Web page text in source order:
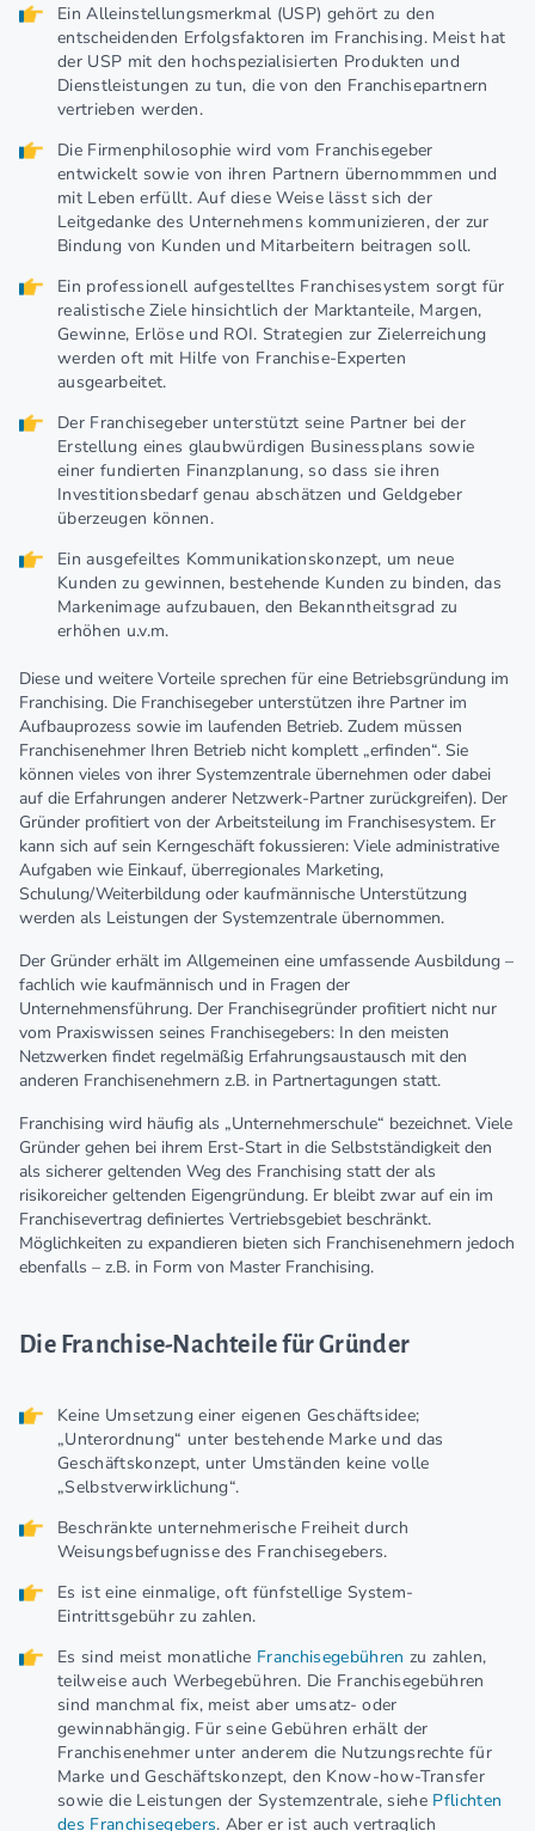
Ein Alleinstellungsmerkmal (USP) gehört zu den
entscheidenden Erfolgsfaktoren im Franchising. Meist hat
der USP mit den hochspezialisierten Produkten und
Dienstleistungen zu tun, die von den Franchisepartnern
vertrieben werden.
Die Firmenphilosophie wird vom Franchisegeber
entwickelt sowie von ihren Partnern übernommmen und
mit Leben erfüllt. Auf diese Weise lässt sich der
Leitgedanke des Unternehmens kommunizieren, der zur
Bindung von Kunden und Mitarbeitern beitragen soll.
Ein professionell aufgestelltes Franchisesystem sorgt für
realistische Ziele hinsichtlich der Marktanteile, Margen,
Gewinne, Erlöse und ROI. Strategien zur Zielerreichung
werden oft mit Hilfe von Franchise-Experten
ausgearbeitet.
Der Franchisegeber unterstützt seine Partner bei der
Erstellung eines glaubwürdigen Businessplans sowie
einer fundierten Finanzplanung, so dass sie ihren
Investitionsbedarf genau abschätzen und Geldgeber
überzeugen können.
Ein ausgefeiltes Kommunikationskonzept, um neue
Kunden zu gewinnen, bestehende Kunden zu binden, das
Markenimage aufzubauen, den Bekanntheitsgrad zu
erhöhen u.v.m.
Diese und weitere Vorteile sprechen für eine Betriebsgründung im
Franchising. Die Franchisegeber unterstützen ihre Partner im
Aufbauprozess sowie im laufenden Betrieb. Zudem müssen
Franchisenehmer Ihren Betrieb nicht komplett „erfinden“. Sie
können vieles von ihrer Systemzentrale übernehmen oder dabei
auf die Erfahrungen anderer Netzwerk-Partner zurückgreifen). Der
Gründer profitiert von der Arbeitsteilung im Franchisesystem. Er
kann sich auf sein Kerngeschäft fokussieren: Viele administrative
Aufgaben wie Einkauf, überregionales Marketing,
Schulung/Weiterbildung oder kaufmännische Unterstützung
werden als Leistungen der Systemzentrale übernommen.
Der Gründer erhält im Allgemeinen eine umfassende Ausbildung –
fachlich wie kaufmännisch und in Fragen der
Unternehmensführung. Der Franchisegründer profitiert nicht nur
vom Praxiswissen seines Franchisegebers: In den meisten
Netzwerken findet regelmäßig Erfahrungsaustausch mit den
anderen Franchisenehmern z.B. in Partnertagungen statt.
Franchising wird häufig als „Unternehmerschule“ bezeichnet. Viele
Gründer gehen bei ihrem Erst-Start in die Selbstständigkeit den
als sicherer geltenden Weg des Franchising statt der als
risikoreicher geltenden Eigengründung. Er bleibt zwar auf ein im
Franchisevertrag definiertes Vertriebsgebiet beschränkt.
Möglichkeiten zu expandieren bieten sich Franchisenehmern jedoch
ebenfalls – z.B. in Form von Master Franchising.
Die Franchise-Nachteile für Gründer
Keine Umsetzung einer eigenen Geschäftsidee;
„Unterordnung“ unter bestehende Marke und das
Geschäftskonzept, unter Umständen keine volle
„Selbstverwirklichung“.
Beschränkte unternehmerische Freiheit durch
Weisungsbefugnisse des Franchisegebers.
Es ist eine einmalige, oft fünfstellige System-
Eintrittsgebühr zu zahlen.
Es sind meist monatliche Franchisegebühren zu zahlen,
teilweise auch Werbegebühren. Die Franchisegebühren
sind manchmal fix, meist aber umsatz- oder
gewinnabhängig. Für seine Gebühren erhält der
Franchisenehmer unter anderem die Nutzungsrechte für
Marke und Geschäftskonzept, den Know-how-Transfer
sowie die Leistungen der Systemzentrale, siehe Pflichten
des Franchisegebers. Aber er ist auch vertraglich